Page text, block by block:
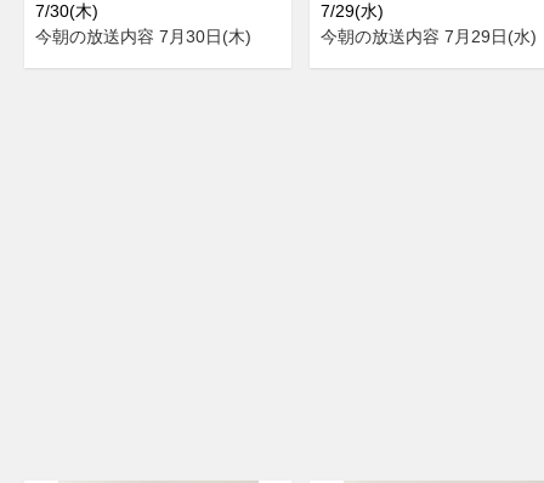
7/30(木)
今朝の放送内容 7月30日(木)
7/29(水)
今朝の放送内容 7月29日(水)